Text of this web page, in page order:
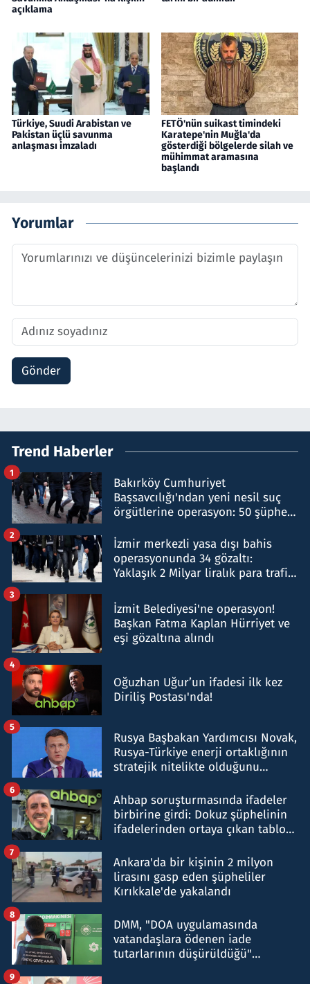
açıklama
Türkiye, Suudi Arabistan ve
Pakistan üçlü savunma
anlaşması imzaladı
FETÖ'nün suikast timindeki
Karatepe'nin Muğla'da
gösterdiği bölgelerde silah ve
mühimmat aramasına
başlandı
Yorumlar
Gönder
Trend Haberler
Bakırköy Cumhuriyet
Başsavcılığı'ndan yeni nesil suç
örgütlerine operasyon: 50 şüpheli
1
İzmir merkezli yasa dışı bahis
operasyonunda 34 gözaltı:
Yaklaşık 2 Milyar liralık para trafiği
2
İzmit Belediyesi'ne operasyon!
Başkan Fatma Kaplan Hürriyet ve
eşi gözaltına alındı
3
Oğuzhan Uğur’un ifadesi ilk kez
Diriliş Postası'nda!
4
Rusya Başbakan Yardımcısı Novak,
Rusya-Türkiye enerji ortaklığının
stratejik nitelikte olduğunu
5
Ahbap soruşturmasında ifadeler
birbirine girdi: Dokuz şüphelinin
ifadelerinden ortaya çıkan tablo
6
Ankara'da bir kişinin 2 milyon
lirasını gasp eden şüpheliler
Kırıkkale'de yakalandı
7
DMM, "DOA uygulamasında
vatandaşlara ödenen iade
tutarlarının düşürüldüğü"
8
9